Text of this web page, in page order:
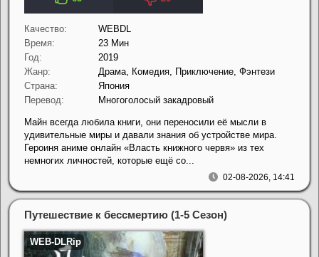
Качество:
WEBDL
Время:
23 Мин
Год:
2019
Жанр:
Драма, Комедия, Приключение, Фэнтези
Страна:
Япония
Перевод:
Многоголосый закадровый
02-08-2026, 14:41
Майн всегда любила книги, они переносили её мысли в
удивительные миры и давали знания об устройстве мира.
Героиня аниме онлайн «Власть книжного червя» из тех
немногих личностей, которые ещё со...
Путешествие к бессмертию (1-5 Сезон)